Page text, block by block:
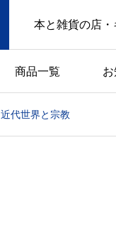
本と雑貨の店
商品一覧
近代世界と宗教